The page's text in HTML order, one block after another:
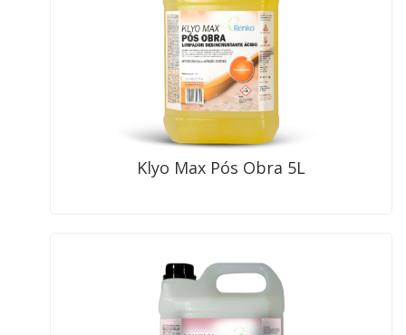
Klyo Max Pós Obra 5L